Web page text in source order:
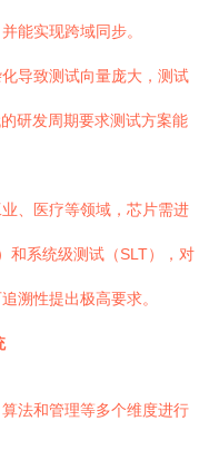
能实现跨域同步。
化导致测试向量庞大，测试
研发周期要求测试方案能
业、医疗等领域，芯片需进
和系统级测试（SLT），对
溯性提出极高要求。
法和管理等多个维度进行